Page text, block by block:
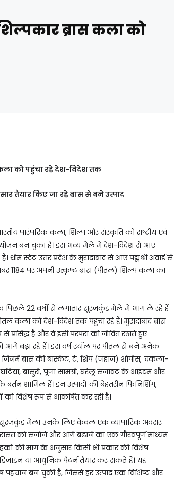
ब्रास कला को
कला को पहुंचा रहे देश-विदेश तक
तैयार किए जा रहे ब्रास से बने उत्पाद
पारंपरिक कला, शिल्प और संस्कृति को राष्ट्रीय एवं
बन चुका है। इस भव्य मेले में देश-विदेश से आए
स्टेट उत्तर प्रदेश के मुरादाबाद से आए पद्मश्री अवार्ड से
1184 पर अपनी उत्कृष्ट ब्रास (पीतल) शिल्प कला का
पिछले 22 वर्षों से लगातार सूरजकुंड मेले में भाग ले रहे हैं
कला को देश-विदेश तक पहुंचा रहे हैं। मुरादाबाद ब्रास
प्रसिद्ध है और वे इसी परंपरा को जीवित रखते हुए
आगे बढ़ा रहे हैं। इस वर्ष स्टॉल पर पीतल से बने अनेक
ब्रास की बास्केट, ट्रे, शिप (जहाज) शोपीस, चकला-
बांसुरी, पूजा सामग्री, घरेलू सजावट के आइटम और
शामिल हैं। इन उत्पादों की बेहतरीन फिनिशिंग,
को विशेष रूप से आकर्षित कर रही है।
सूरजकुंड मेला उनके लिए केवल एक व्यापारिक अवसर
को संजोने और आगे बढ़ाने का एक गौरवपूर्ण माध्यम
की मांग के अनुसार किसी भी प्रकार की विशेष
डिजाइन या आधुनिक पैटर्न तैयार कर सकते हैं। यह
बन चुकी है, जिससे हर उत्पाद एक विशिष्ट और